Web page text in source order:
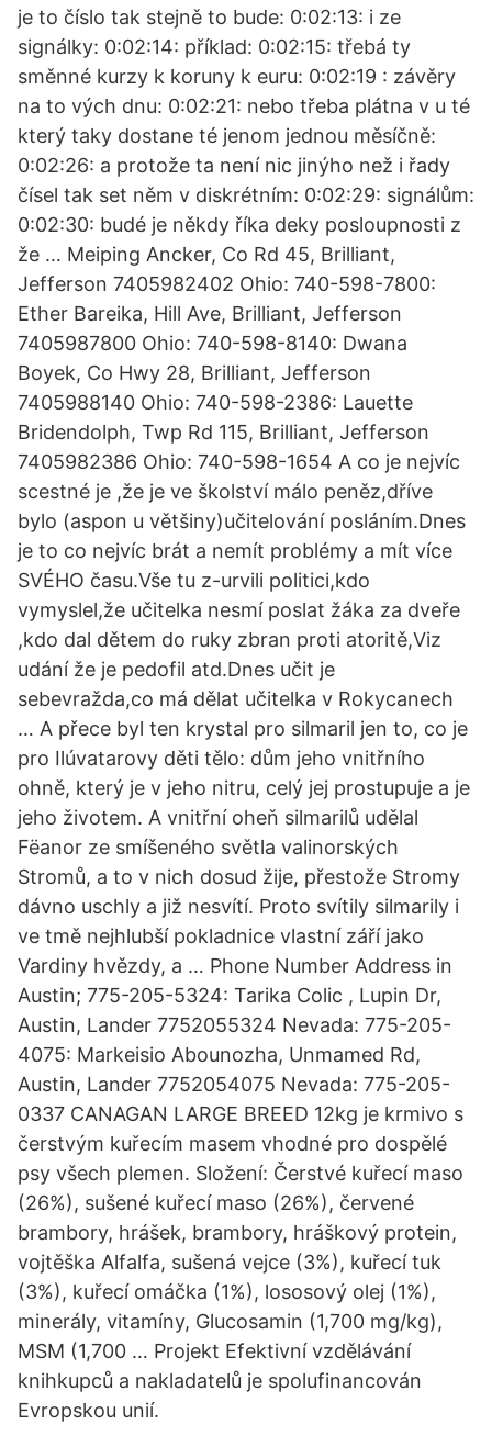
je to číslo tak stejně to bude: 0:02:13: i ze
signálky: 0:02:14: příklad: 0:02:15: třebá ty
směnné kurzy k koruny k euru: 0:02:19 : závěry
na to vých dnu: 0:02:21: nebo třeba plátna v u té
který taky dostane té jenom jednou měsíčně:
0:02:26: a protože ta není nic jinýho než i řady
čísel tak set něm v diskrétním: 0:02:29: signálům:
0:02:30: budé je někdy říka deky posloupnosti z
že … Meiping Ancker, Co Rd 45, Brilliant,
Jefferson 7405982402 Ohio: 740-598-7800:
Ether Bareika, Hill Ave, Brilliant, Jefferson
7405987800 Ohio: 740-598-8140: Dwana
Boyek, Co Hwy 28, Brilliant, Jefferson
7405988140 Ohio: 740-598-2386: Lauette
Bridendolph, Twp Rd 115, Brilliant, Jefferson
7405982386 Ohio: 740-598-1654 A co je nejvíc
scestné je ,že je ve školství málo peněz,dříve
bylo (aspon u většiny)učitelování posláním.Dnes
je to co nejvíc brát a nemít problémy a mít více
SVÉHO času.Vše tu z-urvili politici,kdo
vymyslel,že učitelka nesmí poslat žáka za dveře
,kdo dal dětem do ruky zbran proti atoritě,Viz
udání že je pedofil atd.Dnes učit je
sebevražda,co má dělat učitelka v Rokycanech
… A přece byl ten krystal pro silmaril jen to, co je
pro Ilúvatarovy děti tělo: dům jeho vnitřního
ohně, který je v jeho nitru, celý jej prostupuje a je
jeho životem. A vnitřní oheň silmarilů udělal
Fëanor ze smíšeného světla valinorských
Stromů, a to v nich dosud žije, přestože Stromy
dávno uschly a již nesvítí. Proto svítily silmarily i
ve tmě nejhlubší pokladnice vlastní září jako
Vardiny hvězdy, a … Phone Number Address in
Austin; 775-205-5324: Tarika Colic , Lupin Dr,
Austin, Lander 7752055324 Nevada: 775-205-
4075: Markeisio Abounozha, Unmamed Rd,
Austin, Lander 7752054075 Nevada: 775-205-
0337 CANAGAN LARGE BREED 12kg je krmivo s
čerstvým kuřecím masem vhodné pro dospělé
psy všech plemen. Složení: Čerstvé kuřecí maso
(26%), sušené kuřecí maso (26%), červené
brambory, hrášek, brambory, hráškový protein,
vojtěška Alfalfa, sušená vejce (3%), kuřecí tuk
(3%), kuřecí omáčka (1%), lososový olej (1%),
minerály, vitamíny, Glucosamin (1,700 mg/kg),
MSM (1,700 … Projekt Efektivní vzdělávání
knihkupců a nakladatelů je spolufinancován
Evropskou unií.